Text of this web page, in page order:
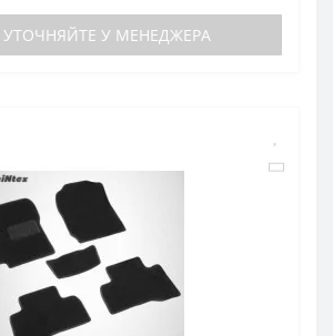
УТОЧНЯЙТЕ У МЕНЕДЖЕРА